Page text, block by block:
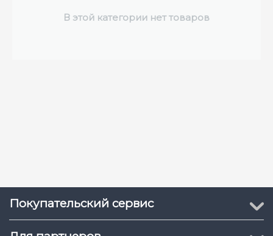
В этой категории нет товаров
Покупательский сервис